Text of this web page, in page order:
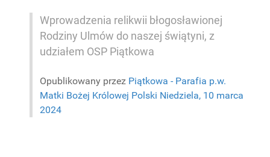
Wprowadzenia relikwii błogosławionej
Rodziny Ulmów do naszej świątyni, z
udziałem OSP Piątkowa
Opublikowany przez Piątkowa - Parafia p.w.
Matki Bożej Królowej Polski Niedziela, 10 marca
2024